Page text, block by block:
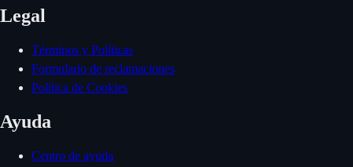
Legal
Términos y Políticas
Formulario de reclamaciones
Política de Cookies
Ayuda
Centro de ayuda